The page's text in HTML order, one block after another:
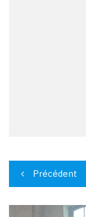
Navigation
de
l’article
Précédent